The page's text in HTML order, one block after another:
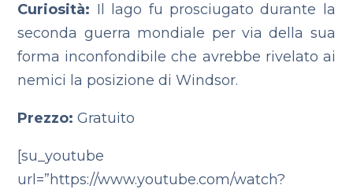
Curiosità: Il lago fu prosciugato durante la
seconda guerra mondiale per via della sua
forma inconfondibile che avrebbe rivelato ai
nemici la posizione di Windsor.
Prezzo: Gratuito
[su_youtube
url=”https://www.youtube.com/watch?